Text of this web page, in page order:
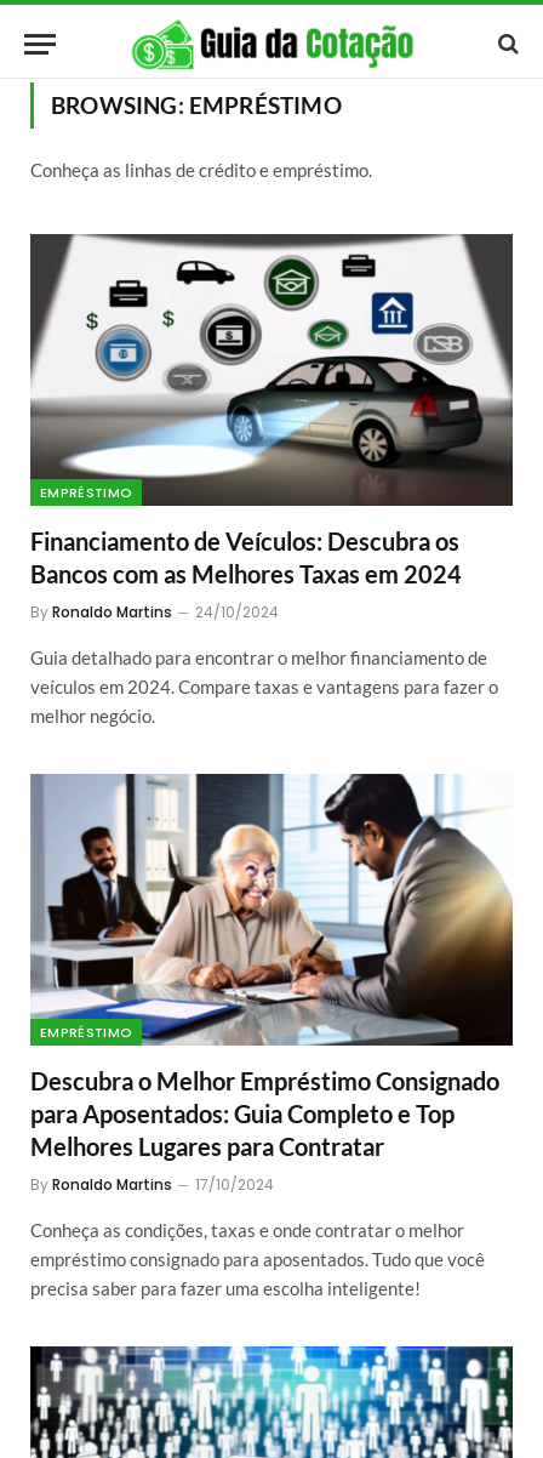
BROWSING: EMPRÉSTIMO
Conheça as linhas de crédito e empréstimo.
EMPRÉSTIMO
Financiamento de Veículos: Descubra os
Bancos com as Melhores Taxas em 2024
ByRonaldo Martins 24/10/2024
Guia detalhado para encontrar o melhor financiamento de
veículos em 2024. Compare taxas e vantagens para fazer o
melhor negócio.
EMPRÉSTIMO
Descubra o Melhor Empréstimo Consignado
para Aposentados: Guia Completo e Top
Melhores Lugares para Contratar
ByRonaldo Martins 17/10/2024
Conheça as condições, taxas e onde contratar o melhor
empréstimo consignado para aposentados. Tudo que você
precisa saber para fazer uma escolha inteligente!